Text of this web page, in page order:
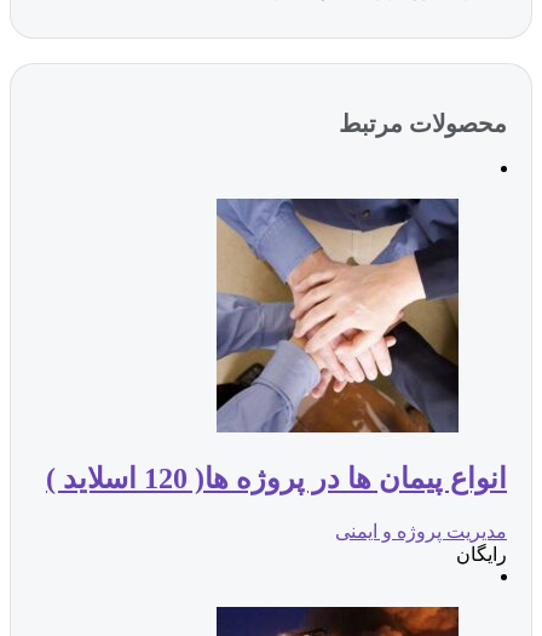
محصولات مرتبط
انواع پیمان ها در پروژه ها( 120 اسلاید )
مدیریت پروژه و ایمنی
رایگان